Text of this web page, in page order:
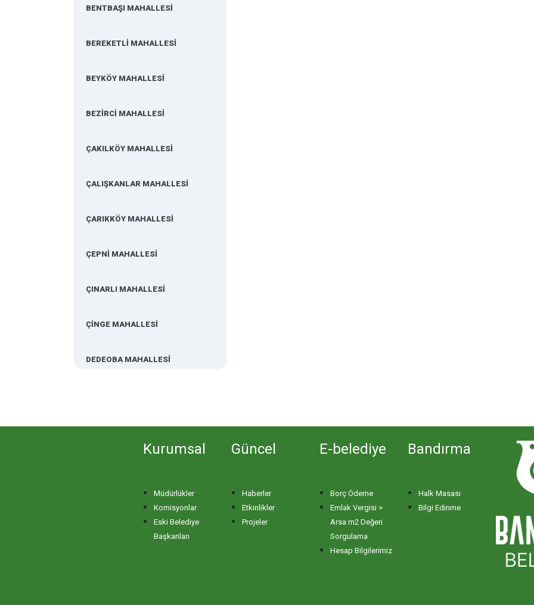
BENTBAŞI MAHALLESİ
BEREKETLİ MAHALLESİ
BEYKÖY MAHALLESİ
BEZİRCİ MAHALLESİ
ÇAKILKÖY MAHALLESİ
ÇALIŞKANLAR MAHALLESİ
ÇARIKKÖY MAHALLESİ
ÇEPNİ MAHALLESİ
ÇINARLI MAHALLESİ
ÇİNGE MAHALLESİ
DEDEOBA MAHALLESİ
DUTLİMAN MAHALLESİ
Kurumsal
Müdürlükler
Komisyonlar
Eski Belediye
Başkanları
Güncel
Haberler
Etkinlikler
Projeler
E-belediye
Borç Ödeme
Emlak Vergisi >
Arsa m2 Değeri
Sorgulama
Hesap Bilgilerimiz
Bandırma
Halk Masası
Bilgi Edinme